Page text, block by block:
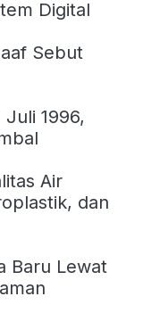
Digital
Sebut
1996,
Air
dan
Baru Lewat